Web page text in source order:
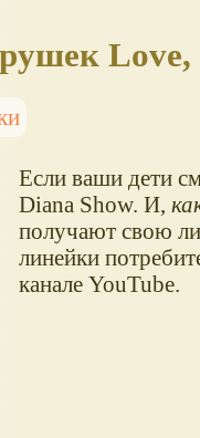
Love,
Если ваши дети
Diana Show. И,
получают свою
линейки
канале YouTube.